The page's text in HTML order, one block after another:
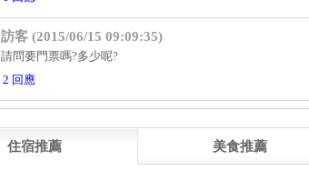
訪客 (2015/06/15 09:09:35)
請問要門票嗎?多少呢?
2 回應
住宿推薦 美食推薦